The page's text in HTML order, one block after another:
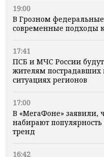
19:00
В Грозном
современные подходы
17:41
ПСБ и МЧС России
жителям
ситуациях регионов
17:00
В «МегаФоне» заявили,
набирают
тренд
16:42